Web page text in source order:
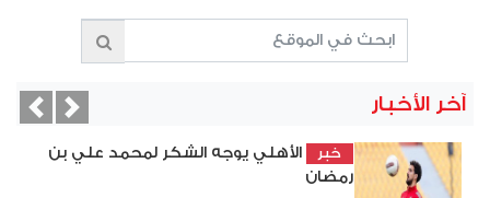
آخر الأخبار
خبر
الأهلي يوجه الشكر لمحمد علي بن
رمضان
Next